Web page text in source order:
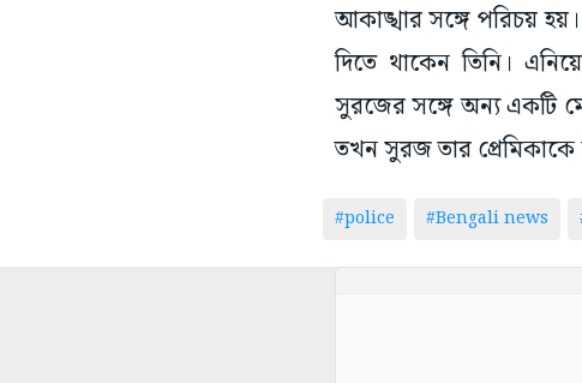
আকাঙ্খার সঙ্গে পরিচয়
দিতে থাকেন তিনি।
সুরজের সঙ্গে অন্য একটি
তখন সুরজ তার
#police #Bengali news